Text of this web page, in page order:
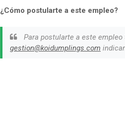
¿Cómo postularte a este empleo?
Para postularte a este
gestion@koidumplings.com